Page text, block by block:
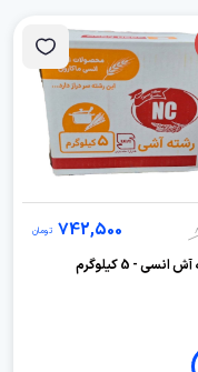
742,500 تومان
انسی - 5 کیلوگرم